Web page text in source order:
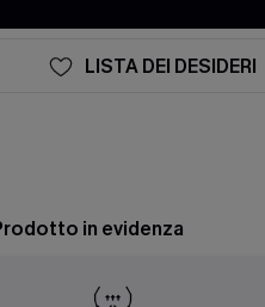
LISTA DEI DESIDERI
in evidenza